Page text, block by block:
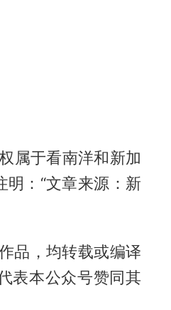
属于看南洋和新加
：“文章来源：新
品，均转载或编译
表本公众号赞同其